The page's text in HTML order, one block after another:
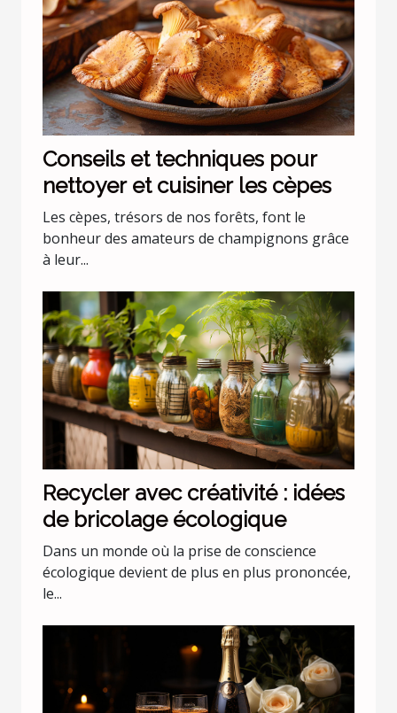
Conseils et techniques pour
nettoyer et cuisiner les cèpes
Les cèpes, trésors de nos forêts, font le
bonheur des amateurs de champignons grâce
à leur...
Recycler avec créativité : idées
de bricolage écologique
Dans un monde où la prise de conscience
écologique devient de plus en plus prononcée,
le...